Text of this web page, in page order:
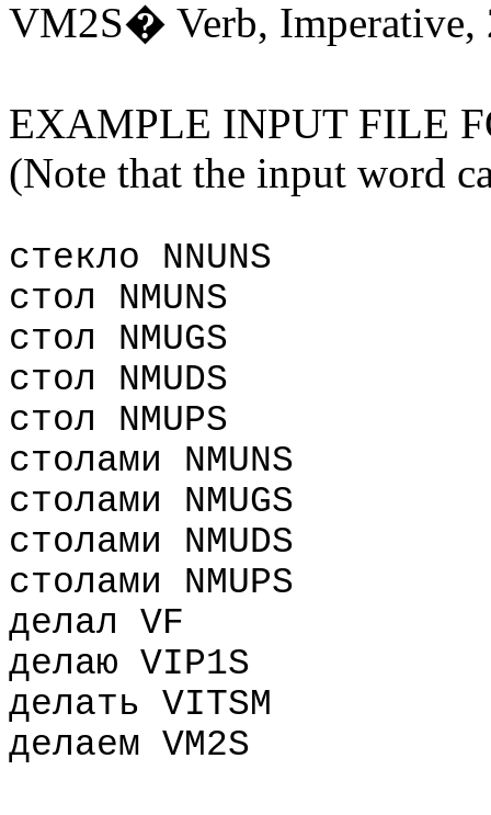
VM2S� Verb, Imperative,
EXAMPLE INPUT FILE
(Note that the input word
стекло NNUNS
стол NMUNS
стол NMUGS
стол NMUDS
стол NMUPS
столами NMUNS
столами NMUGS
столами NMUDS
столами NMUPS
делал VF
делаю VIP1S
делать VITSM
делаем VM2S